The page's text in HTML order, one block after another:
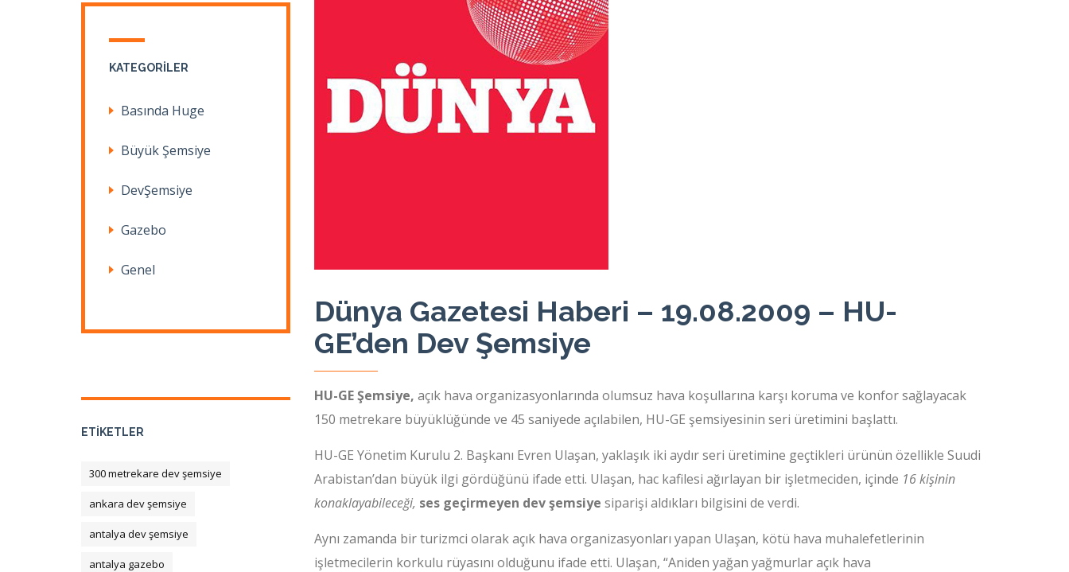
Dünya Gazetesi Haberi – 19.08.2009 – HU-
GE’den Dev Şemsiye
HU-GE Şemsiye, açık hava organizasyonlarında olumsuz hava koşullarına karşı koruma ve konfor sağlayacak
150 metrekare büyüklüğünde ve 45 saniyede açılabilen, HU-GE şemsiyesinin seri üretimini başlattı.
HU-GE Yönetim Kurulu 2. Başkanı Evren Ulaşan, yaklaşık iki aydır seri üretimine geçtikleri ürünün özellikle Suudi
Arabistan’dan büyük ilgi gördüğünü ifade etti. Ulaşan, hac kafilesi ağırlayan bir işletmeciden, içinde 16 kişinin
konaklayabileceği, ses geçirmeyen dev şemsiye siparişi aldıkları bilgisini de verdi.
Aynı zamanda bir turizmci olarak açık hava organizasyonları yapan Ulaşan, kötü hava muhalefetlerinin
işletmecilerin korkulu rüyasını olduğunu ifade etti. Ulaşan, “Aniden yağan yağmurlar açık hava
KATEGORILER
Basında Huge
Büyük Şemsiye
DevŞemsiye
Gazebo
Genel
ETIKETLER
300 metrekare dev şemsiye
ankara dev şemsiye
antalya dev şemsiye
antalya gazebo